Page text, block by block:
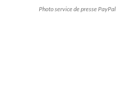
Photo service de presse PayPal